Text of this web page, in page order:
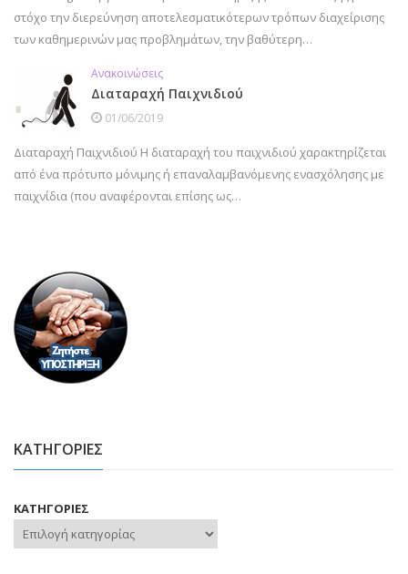
στόχο την διερεύνηση αποτελεσματικότερων τρόπων διαχείρισης
των καθημερινών μας προβλημάτων, την βαθύτερη…
Ανακοινώσεις
Διαταραχή Παιχνιδιού
01/06/2019
Διαταραχή Παιχνιδιού Η διαταραχή του παιχνιδιού χαρακτηρίζεται
από ένα πρότυπο μόνιμης ή επαναλαμβανόμενης ενασχόλησης με
παιχνίδια (που αναφέρονται επίσης ως…
ΚΑΤΗΓΟΡΙΕΣ
ΚΑΤΗΓΟΡΙΕΣ